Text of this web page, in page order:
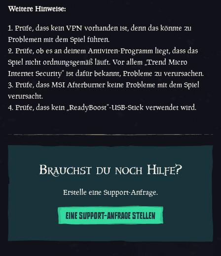
Weitere Hinweise:
Prüfe, dass kein VPN vorhanden ist, denn das könnte zu
Problemen mit dem Spiel führen.
Prüfe, ob es an deinem Antiviren-Programm liegt, dass das
Spiel nicht ordnungsgemäß läuft. Vor allem „Trend Micro
Internet Security“ ist dafür bekannt, Probleme zu verursachen.
Prüfe, dass MSI Afterburner keine Probleme mit dem Spiel
verursacht.
Prüfe, dass kein „ReadyBoost“-USB-Stick verwendet wird.
Brauchst du noch Hilfe?
Erstelle eine Support-Anfrage.
EINE SUPPORT-ANFRAGE STELLEN